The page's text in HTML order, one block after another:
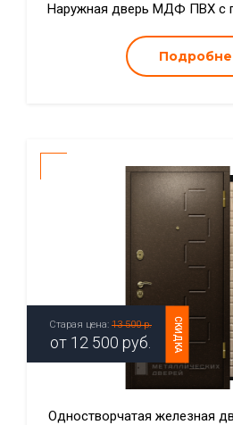
Наружная дверь МДФ ПВХ с
СКИДКА
Старая цена: 13 500 р.
от 12 500 руб.
Одностворчатая железная